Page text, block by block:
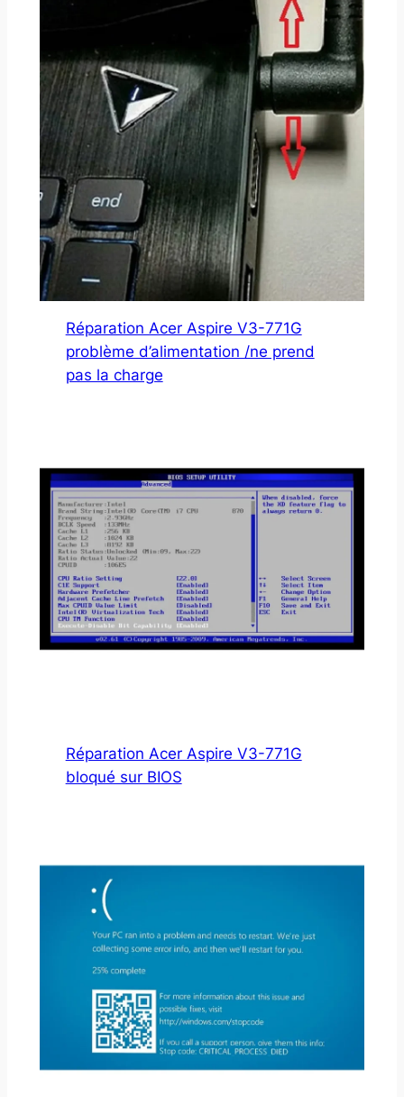
Réparation Acer Aspire V3-771G
problème d’alimentation /ne prend
pas la charge
Réparation Acer Aspire V3-771G
bloqué sur BIOS